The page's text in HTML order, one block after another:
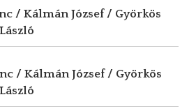
/ Kálmán József / Györkös
/ Kálmán József / Györkös